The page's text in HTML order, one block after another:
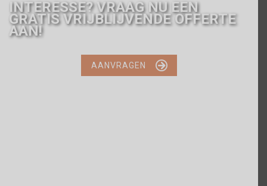
INTERESSE? VRAAG NU EEN
GRATIS VRIJBLIJVENDE OFFERTE
AAN!
AANVRAGEN 